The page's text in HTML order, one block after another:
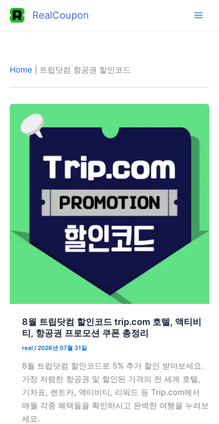
RealCoupon
Home 트립닷컴 항공권 할인코드
8월 트립닷컴 할인코드 trip.com 호텔, 액티비
티, 항공권 프로모션 쿠폰 총정리
real /2026년 07월 31일
8월 트립닷컴 할인코드로 5% 추가 할인 받아보세요.
가장 저렴한 항공권 및 할인된 가격의 전 세계 호텔,
기차표, 렌트카, 액티비티, 리워드 등 Trip.com에서
매월 각종 혜택들을 확인하시고 완벽한 여행을 누려보
세요.